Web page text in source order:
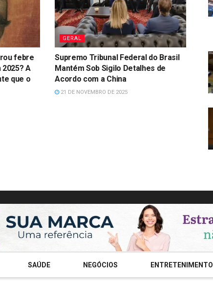
febre
A
que o
GERAL
Supremo Tribunal Federal do Brasil
Mantém Sob Sigilo Detalhes de
Acordo com a China
21 DE NOVEMBRO DE 2025
SAÚDE NEGÓCIOS ENTRETENIMENTO